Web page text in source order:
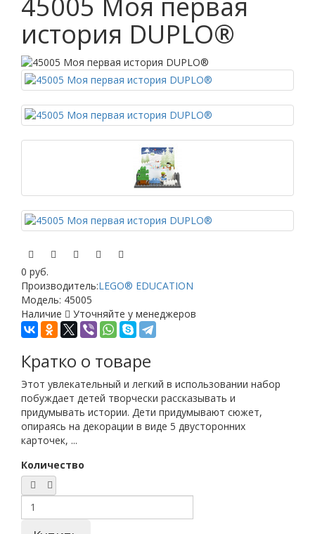
история DUPLO®
0 руб.
Производитель:LEGO® EDUCATION
Модель: 45005
Наличие
Уточняйте у менеджеров
Кратко о товаре
Этот увлекательный и легкий в использовании набор
побуждает детей творчески рассказывать и
придумывать истории. Дети придумывают сюжет,
опираясь на декорации в виде 5 двусторонних
карточек, ...
Количество